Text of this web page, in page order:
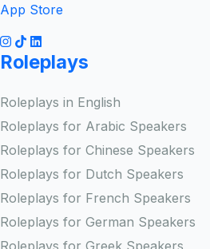
App Store
Roleplays
Roleplays in English
Roleplays for Arabic Speakers
Roleplays for Chinese Speakers
Roleplays for Dutch Speakers
Roleplays for French Speakers
Roleplays for German Speakers
Roleplays for Greek Speakers